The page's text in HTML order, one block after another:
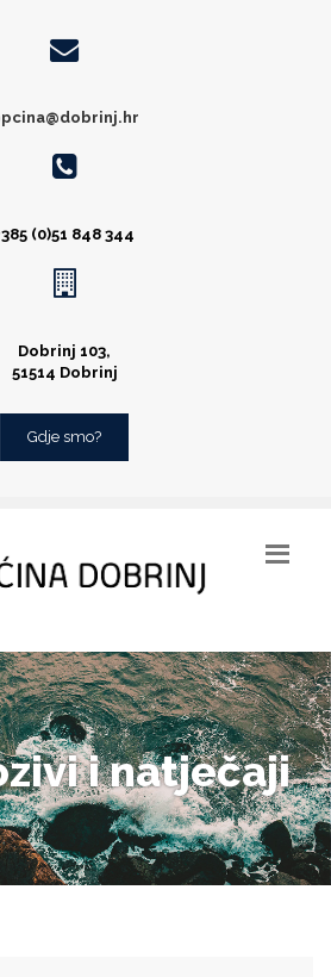
(0)51 848 344
Dobrinj 103,
51514 Dobrinj
Gdje smo?
i natječaji